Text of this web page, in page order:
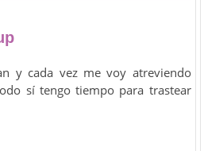
y cada vez me voy atreviendo
sí tengo tiempo para trastear